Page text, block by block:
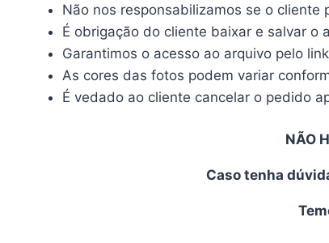
Não nos responsabilizamos se o cliente
É obrigação do cliente baixar e salvar o
Garantimos o acesso ao arquivo pelo
As cores das fotos podem variar
É vedado ao cliente cancelar o pedido
NÃO
Caso tenha